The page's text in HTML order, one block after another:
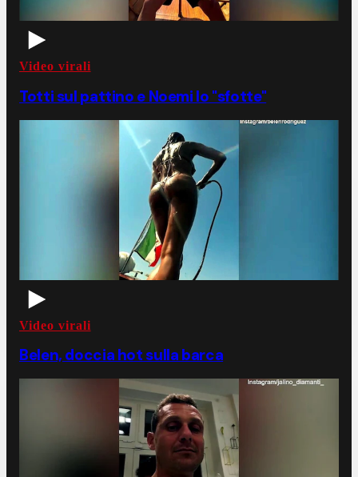
Video virali
Totti sul pattino e Noemi lo "sfotte"
Video virali
Belen, doccia hot sulla barca